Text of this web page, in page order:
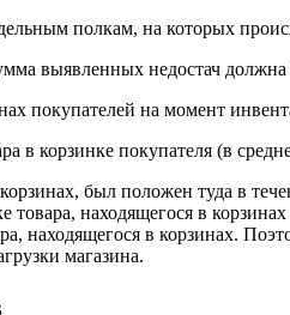
полкам, на которых
выявленных недостач
покупателей на момент
в корзинке покупателя (в
был положен туда в
товара, находящегося в
находящегося в корзинах.
магазина.